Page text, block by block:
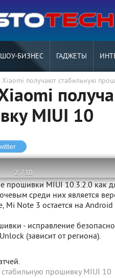
ШОУ-БИЗНЕС ГАДЖЕТЫ
получают стабильную
MIUI 10
2 730
прошивки MIUI 10.3.2.0 как
среди них является
Note 3 остается на Android
- исправление
(зависит от региона).
прошивку MIUI 10